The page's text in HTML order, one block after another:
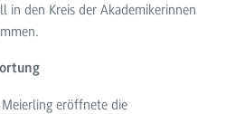
in den Kreis der Akademikerinnen
eröffnete die